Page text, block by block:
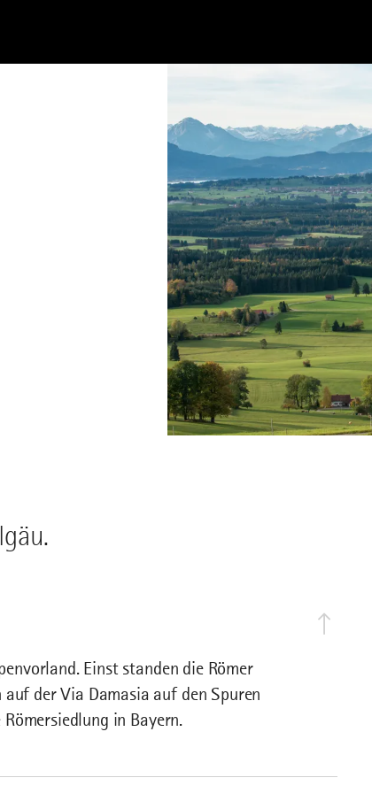
Einst standen die Römer
der Via Damasia auf den Spuren
in Bayern.